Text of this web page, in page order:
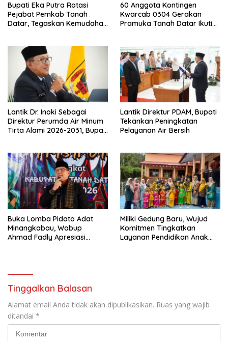
Bupati Eka Putra Rotasi
Pejabat Pemkab Tanah
Datar, Tegaskan Kemudahan
60 Anggota Kontingen
Kwarcab 0304 Gerakan
Pramuka Tanah Datar Ikuti
Lantik Dr. Inoki Sebagai
Direktur Perumda Air Minum
Tirta Alami 2026-2031, Bupati
Fakta Integritas Berdasarkan
Visi dan Misi
Lantik Direktur PDAM, Bupati
Tekankan Peningkatan
Pelayanan Air Bersih
Buka Lomba Pidato Adat
Minangkabau, Wabup
Ahmad Fadly Apresiasi
Miliki Gedung Baru, Wujud
Komitmen Tingkatkan
Layanan Pendidikan Anak
Tinggalkan Balasan
Alamat email Anda tidak akan dipublikasikan. Ruas yang wajib
ditandai *